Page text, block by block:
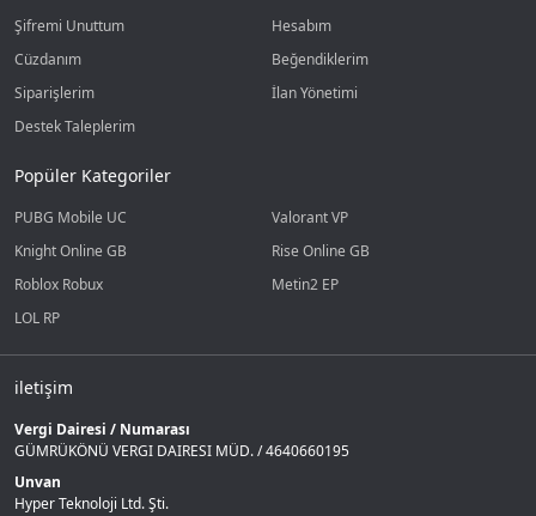
Şifremi Unuttum
Hesabım
Cüzdanım
Beğendiklerim
Siparişlerim
İlan Yönetimi
Destek Taleplerim
Popüler Kategoriler
PUBG Mobile UC
Valorant VP
Knight Online GB
Rise Online GB
Roblox Robux
Metin2 EP
LOL RP
iletişim
Vergi Dairesi / Numarası
GÜMRÜKÖNÜ VERGI DAIRESI MÜD. / 4640660195
Unvan
Hyper Teknoloji Ltd. Şti.